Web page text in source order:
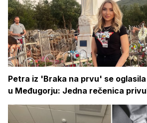
Petra iz 'Braka na prvu' se
u Međugorju: Jedna rečenica